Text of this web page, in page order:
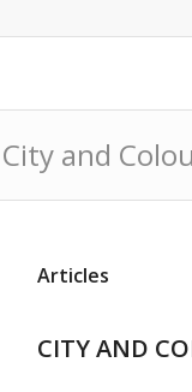
and
Articles
CITY AND